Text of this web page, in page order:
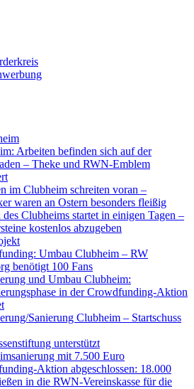
Arbeiten befinden sich auf der
– Theke und RWN-Emblem
im Clubheim schreiten voran –
waren an Ostern besonders fleißig
Clubheims startet in einigen Tagen –
kostenlos abzugeben
Umbau Clubheim – RW
benötigt 100 Fans
und Umbau Clubheim:
in der Crowdfunding-Aktion
Sanierung Clubheim – Startschuss
unterstützt
mit 7.500 Euro
Aktion abgeschlossen: 18.000
in die RWN-Vereinskasse für die